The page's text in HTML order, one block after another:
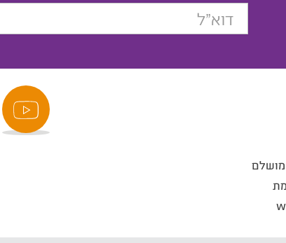
מושלם